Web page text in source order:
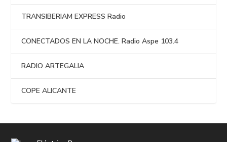
TRANSIBERIAM EXPRESS Radio
CONECTADOS EN LA NOCHE. Radio Aspe 103.4
RADIO ARTEGALIA
COPE ALICANTE